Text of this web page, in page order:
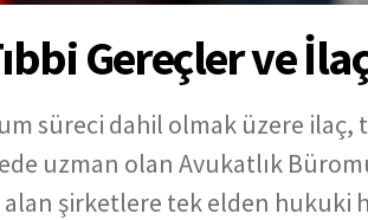
Gereçler ve
süreci dahil olmak üzere ilaç,
uzman olan Avukatlık
şirketlere tek elden hukuki